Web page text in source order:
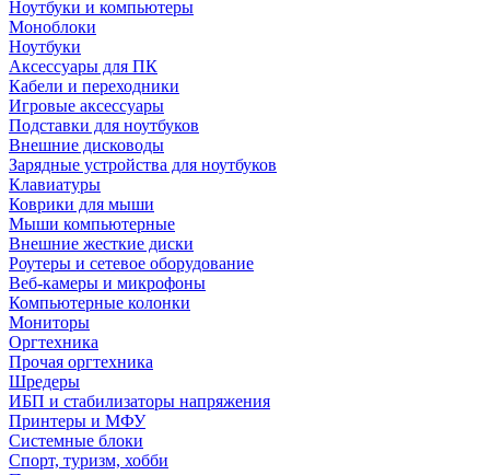
Ноутбуки и компьютеры
Моноблоки
Ноутбуки
Аксессуары для ПК
Кабели и переходники
Игровые аксессуары
Подставки для ноутбуков
Внешние дисководы
Зарядные устройства для ноутбуков
Клавиатуры
Коврики для мыши
Мыши компьютерные
Внешние жесткие диски
Роутеры и сетевое оборудование
Веб-камеры и микрофоны
Компьютерные колонки
Мониторы
Оргтехника
Прочая оргтехника
Шредеры
ИБП и стабилизаторы напряжения
Принтеры и МФУ
Системные блоки
Спорт, туризм, хобби